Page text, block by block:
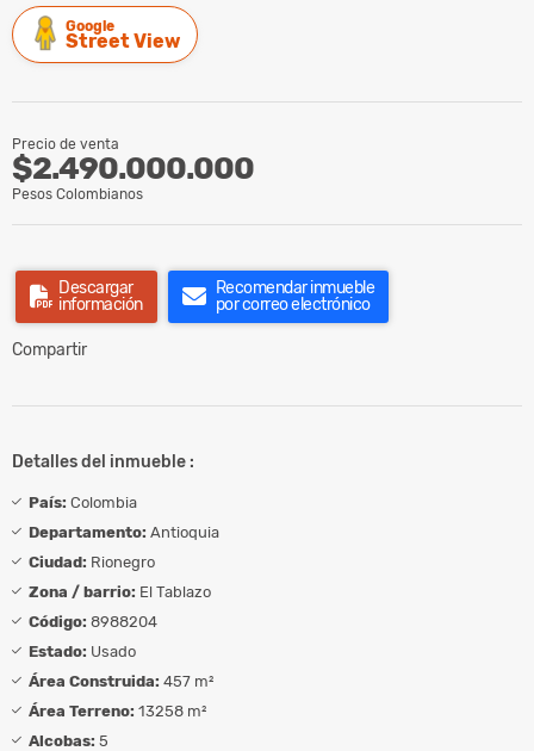
Google
Street View
Precio de venta
$2.490.000.000
Pesos Colombianos
Descargar
información
Recomendar inmueble
por correo electrónico
Compartir
Detalles del inmueble :
País: Colombia
Departamento: Antioquia
Ciudad: Rionegro
Zona / barrio: El Tablazo
Código: 8988204
Estado: Usado
Área Construida: 457 m²
Área Terreno: 13258 m²
Alcobas: 5